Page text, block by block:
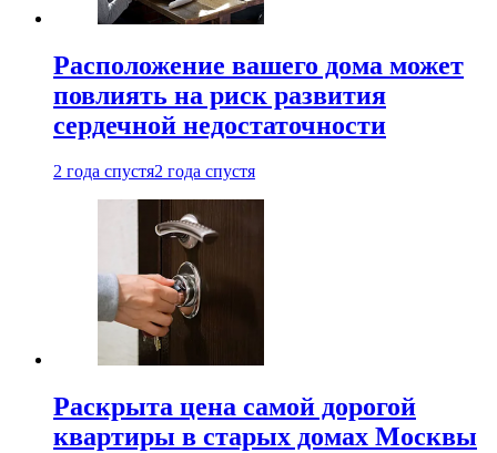
Расположение вашего дома может
повлиять на риск развития
сердечной недостаточности
2 года спустя2 года спустя
Раскрыта цена самой дорогой
квартиры в старых домах Москвы